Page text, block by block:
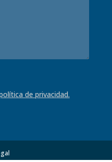
de privacidad.